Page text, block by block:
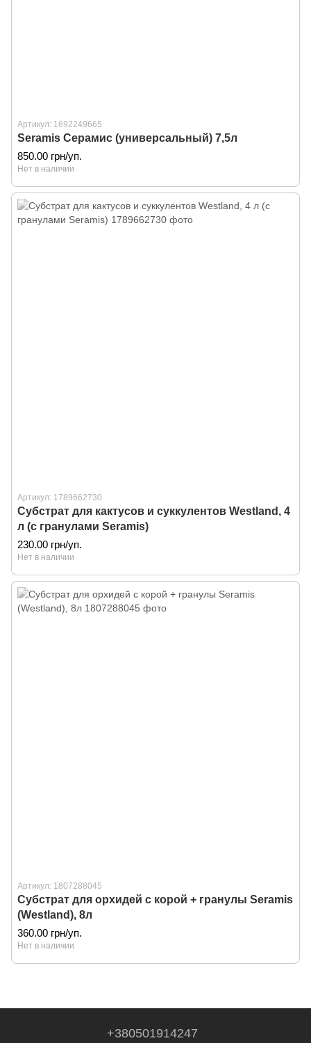
Артикул: 1692249665
Seramis Серамис (универсальный) 7,5л
850.00 грн/уп.
Нет в наличии
Артикул: 1789662730
Субстрат для кактусов и суккулентов Westland, 4
л (с гранулами Seramis)
230.00 грн/уп.
Нет в наличии
Артикул: 1807288045
Субстрат для орхидей с корой + гранулы Seramis
(Westland), 8л
360.00 грн/уп.
Нет в наличии
+380501914247